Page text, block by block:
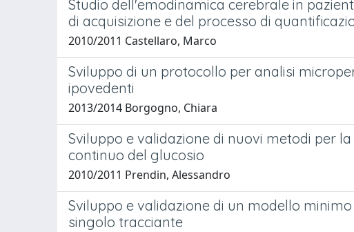
Studio dell'emodinamica cerebrale in
di acquisizione e del processo di
2010/2011 Castellaro, Marco
Sviluppo di un protocollo per analisi
ipovedenti
2013/2014 Borgogno, Chiara
Sviluppo e validazione di nuovi metodi per
continuo del glucosio
2010/2011 Prendin, Alessandro
Sviluppo e validazione di un modello
singolo tracciante